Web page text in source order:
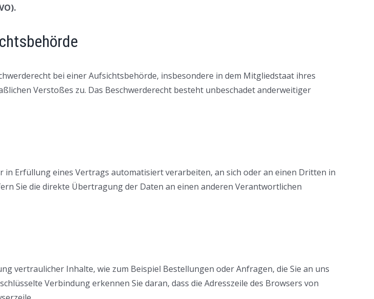
bei einer Aufsichtsbehörde, insbesondere in dem Mitgliedstaat ihres
Verstoßes zu. Das Beschwerderecht besteht unbeschadet anderweitiger
in Erfüllung eines Vertrags automatisiert verarbeiten, an sich oder an einen Dritten in
Sie die direkte Übertragung der Daten an einen anderen Verantwortlichen
vertraulicher Inhalte, wie zum Beispiel Bestellungen oder Anfragen, die Sie an uns
Verbindung erkennen Sie daran, dass die Adresszeile des Browsers von